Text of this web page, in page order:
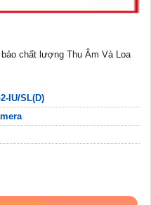
chất lượng Thu Âm Và Loa
IU/SL(D)